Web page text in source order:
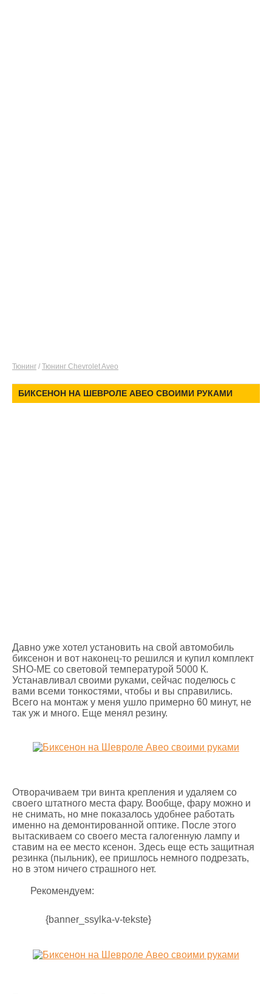
Тюнинг / Тюнинг Chevrolet Aveo
БИКСЕНОН НА ШЕВРОЛЕ АВЕО СВОИМИ РУКАМИ
Давно уже хотел установить на свой автомобиль
биксенон и вот наконец-то решился и купил комплект
SHO-ME со световой температурой 5000 К.
Устанавливал своими руками, сейчас поделюсь с
вами всеми тонкостями, чтобы и вы справились.
Всего на монтаж у меня ушло примерно 60 минут, не
так уж и много. Еще менял резину.
Отворачиваем три винта крепления и удаляем со
своего штатного места фару. Вообще, фару можно и
не снимать, но мне показалось удобнее работать
именно на демонтированной оптике. После этого
вытаскиваем со своего места галогенную лампу и
ставим на ее место ксенон. Здесь еще есть защитная
резинка (пыльник), ее пришлось немного подрезать,
но в этом ничего страшного нет.
Рекомендуем:
{banner_ssylka-v-tekste}